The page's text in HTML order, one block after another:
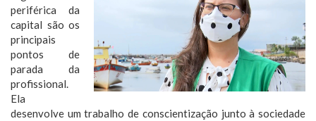
periférica da
capital são os
principais
pontos de
parada da
profissional.
Ela
desenvolve um trabalho de conscientização junto à sociedade